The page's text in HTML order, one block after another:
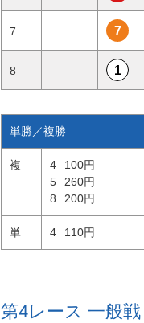
7 7
8 1
単勝／複勝
複 4
100円
5
260円
8
200円
単 4 110円
第4レース 一般